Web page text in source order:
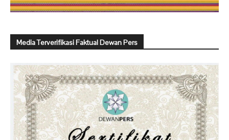
Media Terverifikasi Faktual Dewan Pers